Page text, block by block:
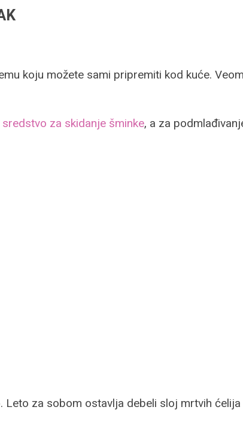
koju možete sami pripremiti kod kuće.
sredstvo za skidanje šminke, a za
Leto za sobom ostavlja debeli sloj mrtvih